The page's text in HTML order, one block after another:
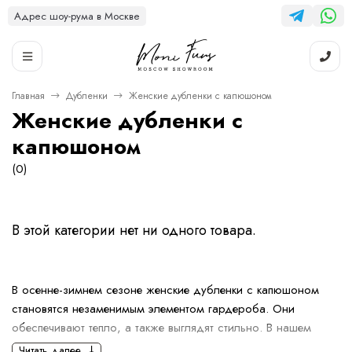
Адрес шоу-рума в Москве
Главная Дубленки Женские дубленки с капюшоном
Женские дубленки с
капюшоном
(0)
В этой категории нет ни одного товара.
В осенне-зимнем сезоне женские дубленки с капюшоном
становятся незаменимым элементом гардероба. Они
обеспечивают тепло, а также выглядят стильно. В нашем
шоуруме MoniFurs вы можете найти модели, которые